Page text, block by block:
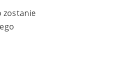
zostanie